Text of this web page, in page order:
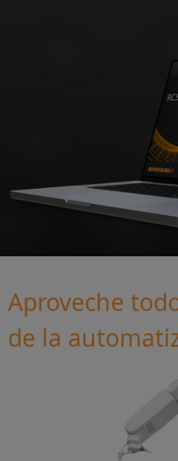
Aproveche
de la